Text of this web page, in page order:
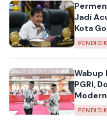
Jadi
Kota
Wabup
PGRI,